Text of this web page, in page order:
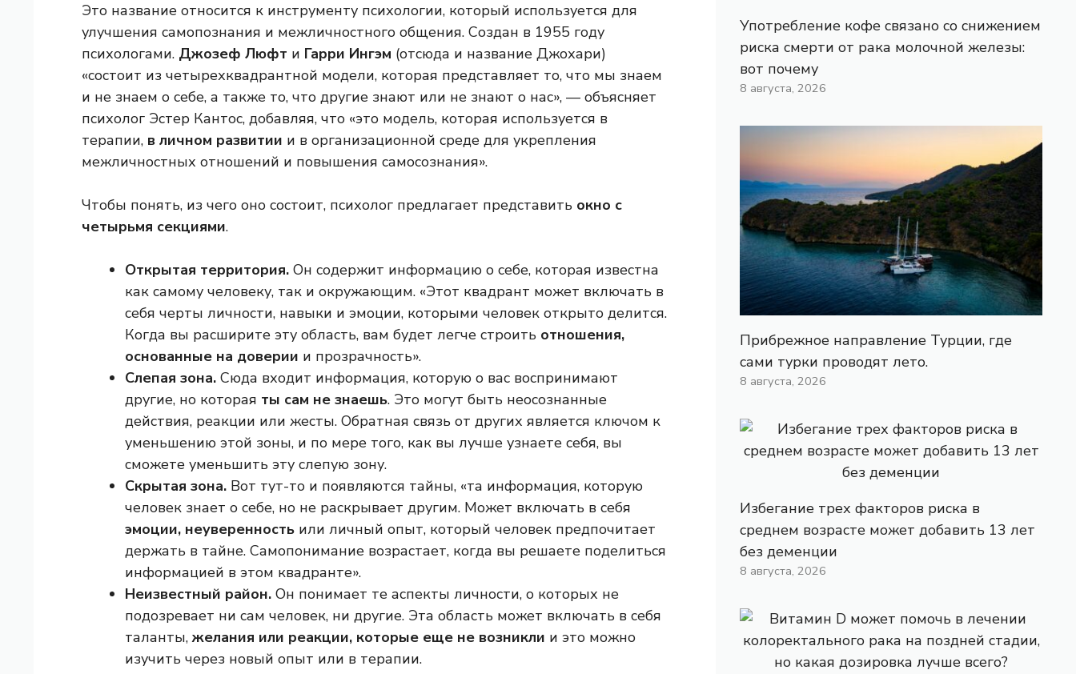
Это название относится к инструменту психологии, который используется для
улучшения самопознания и межличностного общения. Создан в 1955 году
психологами. Джозеф Люфт и Гарри Ингэм (отсюда и название Джохари)
«состоит из четырехквадрантной модели, которая представляет то, что мы знаем
и не знаем о себе, а также то, что другие знают или не знают о нас», — объясняет
психолог Эстер Кантос, добавляя, что «это модель, которая используется в
терапии, в личном развитии и в организационной среде для укрепления
межличностных отношений и повышения самосознания».
Чтобы понять, из чего оно состоит, психолог предлагает представить окно с
четырьмя секциями.
Открытая территория. Он содержит информацию о себе, которая известна
как самому человеку, так и окружающим. «Этот квадрант может включать в
себя черты личности, навыки и эмоции, которыми человек открыто делится.
Когда вы расширите эту область, вам будет легче строить отношения,
основанные на доверии и прозрачность».
Слепая зона. Сюда входит информация, которую о вас воспринимают
другие, но которая ты сам не знаешь. Это могут быть неосознанные
действия, реакции или жесты. Обратная связь от других является ключом к
уменьшению этой зоны, и по мере того, как вы лучше узнаете себя, вы
сможете уменьшить эту слепую зону.
Скрытая зона. Вот тут-то и появляются тайны, «та информация, которую
человек знает о себе, но не раскрывает другим. Может включать в себя
эмоции, неуверенность или личный опыт, который человек предпочитает
держать в тайне. Самопонимание возрастает, когда вы решаете поделиться
информацией в этом квадранте».
Неизвестный район. Он понимает те аспекты личности, о которых не
подозревает ни сам человек, ни другие. Эта область может включать в себя
таланты,желания или реакции, которые еще не возникли и это можно
изучить через новый опыт или в терапии.
Употребление кофе связано со снижением
риска смерти от рака молочной железы:
вот почему
8 августа, 2026
Прибрежное направление Турции, где
сами турки проводят лето.
8 августа, 2026
Избегание трех факторов риска в
среднем возрасте может добавить 13 лет
без деменции
8 августа, 2026